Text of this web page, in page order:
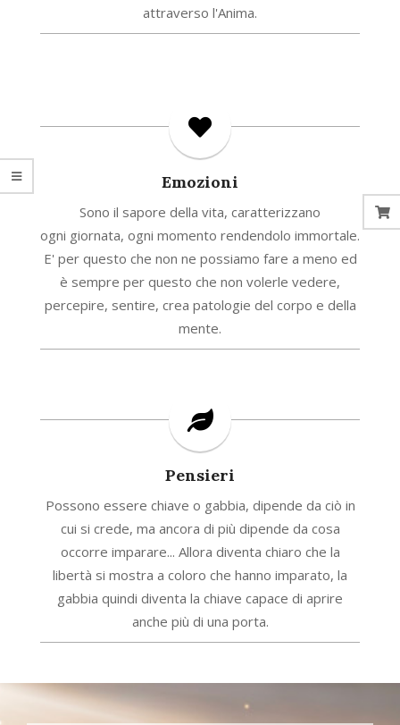
attraverso l'Anima.
Emozioni
Sono il sapore della vita, caratterizzano
ogni giornata, ogni momento rendendolo immortale.
E' per questo che non ne possiamo fare a meno ed
è sempre per questo che non volerle vedere,
percepire, sentire, crea patologie del corpo e della
mente.
Pensieri
Possono essere chiave o gabbia, dipende da ciò in
cui si crede, ma ancora di più dipende da cosa
occorre imparare... Allora diventa chiaro che la
libertà si mostra a coloro che hanno imparato, la
gabbia quindi diventa la chiave capace di aprire
anche più di una porta.